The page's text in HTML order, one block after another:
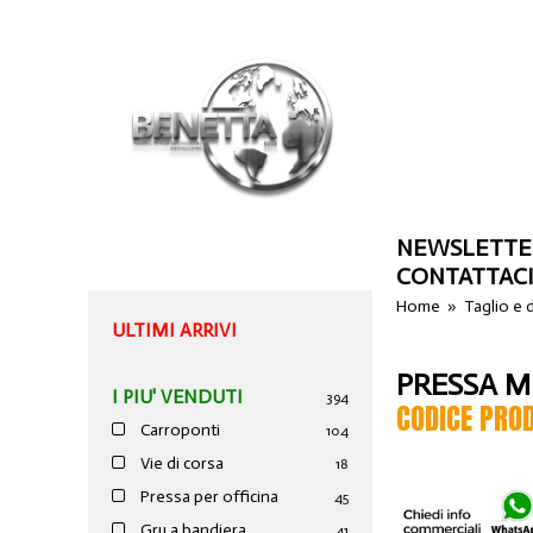
CONTATTACI
ULTIMI ARRIVI
I PIU' VENDUTI 394
Carroponti 104
Vie di corsa 18
Pressa per officina 45
Home » Taglio e
PRESSA
CODICE